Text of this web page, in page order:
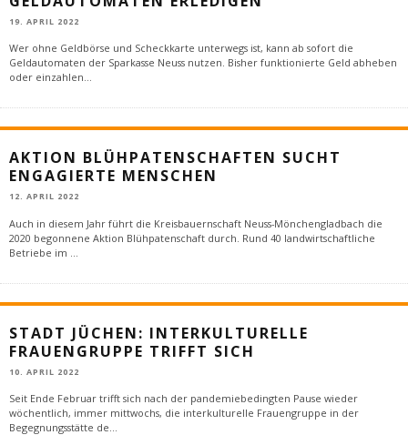
19. APRIL 2022
Wer ohne Geldbörse und Scheckkarte unterwegs ist, kann ab sofort die
Geldautomaten der Sparkasse Neuss nutzen. Bisher funktionierte Geld abheben
oder einzahlen...
AKTION BLÜHPATENSCHAFTEN SUCHT
ENGAGIERTE MENSCHEN
12. APRIL 2022
Auch in diesem Jahr führt die Kreisbauernschaft Neuss-Mönchengladbach die
2020 begonnene Aktion Blühpatenschaft durch. Rund 40 landwirtschaftliche
Betriebe im
STADT JÜCHEN: INTERKULTURELLE
FRAUENGRUPPE TRIFFT SICH
10. APRIL 2022
Seit Ende Februar trifft sich nach der pandemiebedingten Pause wieder
wöchentlich, immer mittwochs, die interkulturelle Frauengruppe in der
Begegnungsstätte de